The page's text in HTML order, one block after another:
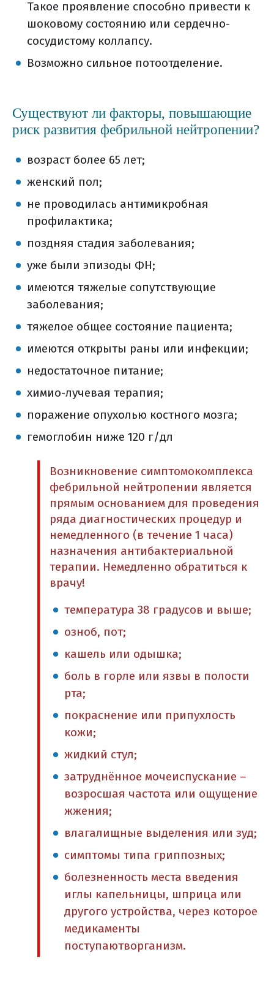
Такое проявление способно привести к
шоковому состоянию или сердечно-
сосудистому коллапсу.
Возможно сильное потоотделение.
Существуют ли факторы, повышающие
риск развития фебрильной нейтропении?
возраст более 65 лет;
женский пол;
не проводилась антимикробная
профилактика;
поздняя стадия заболевания;
уже были эпизоды ФН;
имеются тяжелые сопутствующие
заболевания;
тяжелое общее состояние пациента;
имеются открыты раны или инфекции;
недостаточное питание;
химио-лучевая терапия;
поражение опухолью костного мозга;
гемоглобин ниже 120 г/дл
Возникновение симптомокомплекса
фебрильной нейтропении является
прямым основанием для проведения
ряда диагностических процедур и
немедленного (в течение 1 часа)
назначения антибактериальной
терапии. Немедленно обратиться к
врачу!
температура 38 градусов и выше;
озноб, пот;
кашель или одышка;
боль в горле или язвы в полости
рта;
покраснение или припухлость
кожи;
жидкий стул;
затруднённое мочеиспускание –
возросшая частота или ощущение
жжения;
влагалищные выделения или зуд;
симптомы типа гриппозных;
болезненность места введения
иглы капельницы, шприца или
другого устройства, через которое
медикаменты
поступаютворганизм.